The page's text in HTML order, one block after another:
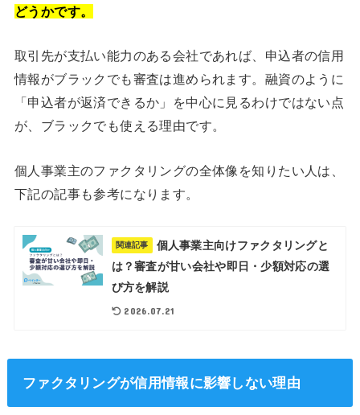
どうかです。
取引先が支払い能力のある会社であれば、申込者の信用
情報がブラックでも審査は進められます。融資のように
「申込者が返済できるか」を中心に見るわけではない点
が、ブラックでも使える理由です。
個人事業主のファクタリングの全体像を知りたい人は、
下記の記事も参考になります。
関連記事
個人事業主向けファクタリングと
は？審査が甘い会社や即日・少額対応の選
び方を解説
2026.07.21
ファクタリングが信用情報に影響しない理由